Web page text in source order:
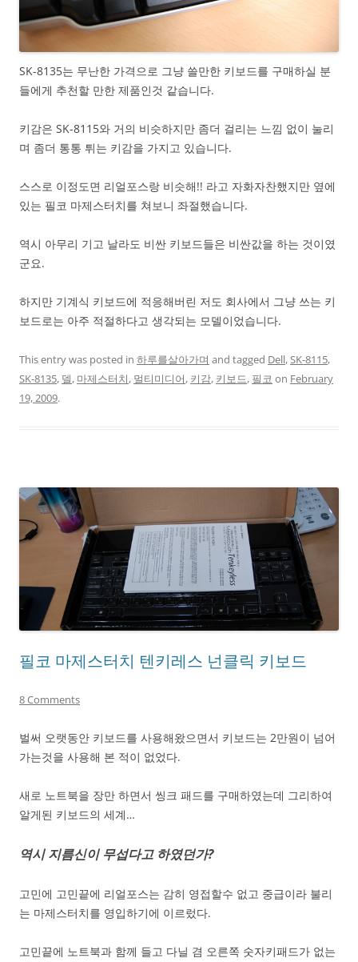
SK-8135는 무난한 가격으로 그냥 쓸만한 키보드를 구매하실 분
들에게 추천할 만한 제품인것 같습니다.
키감은 SK-8115와 거의 비슷하지만 좀더 걸리는 느낌 없이 눌리
며 좀더 통통 튀는 키감을 가지고 있습니다.
스스로 이정도면 리얼포스랑 비슷해!! 라고 자화자찬했지만 옆에
있는 필코 마제스터치를 쳐보니 좌절했습니다.
역시 아무리 기고 날라도 비싼 키보드들은 비싼값을 하는 것이였
군요.
하지만 기계식 키보드에 적응해버린 저도 회사에서 그냥 쓰는 키
보드로는 아주 적절하다고 생각되는 모델이었습니다.
This entry was posted in 하루를살아가며 and tagged Dell,SK-8115,
SK-8135, 델, 마제스터치, 멀티미디어, 키감, 키보드, 필코 on February
19, 2009.
필코 마제스터치 텐키레스 넌클릭 키보드
8 Comments
벌써 오랫동안 키보드를 사용해왔으면서 키보드는 2만원이 넘어
가는것을 사용해 본 적이 없었다.
새로 노트북을 장만 하면서 씽크 패드를 구매하였는데 그리하여
알게된 키보드의 세계…
역시 지름신이 무섭다고 하였던가?
고민에 고민끝에 리얼포스는 감히 영접할수 없고 중급이라 불리
는 마제스터치를 영입하기에 이르렀다.
고민끝에 노트북과 함께 들고 다닐 겸 오른쪽 숫자키패드가 없는